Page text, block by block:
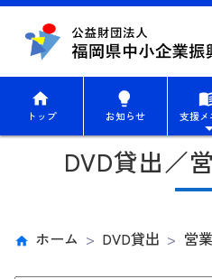
home
トップ
lightbulb
お知らせ 支援メ
DVD貸出／
ホーム DVD貸出 営